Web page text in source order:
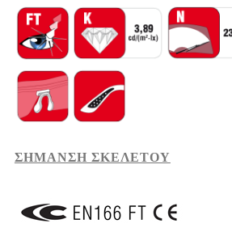
ΣΗΜΑΝΣΗ ΣΚΕΛΕΤΟΥ